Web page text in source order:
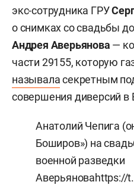
экс-сотрудника ГРУ
о снимках со свадьбы
Андрея Аверьянова —
части 29155, которую
называласекретным
совершения диверсий в
Анатолий Чепига
Боширов») на
военной разведки
Аверьяноваhttps://